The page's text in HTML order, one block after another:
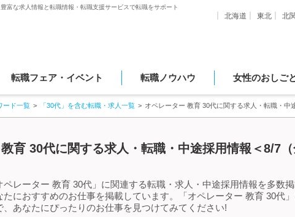
富な求人情報と転職情報・転職支援サービスで転職をサポート
北海道 東北 北
転職フェア・イベント 転職ノウハウ 女性のおしご
ード一覧 「30代」を含む転職・求人一覧 オペレーター 教育 30代に関する求人・転職・中
育 30代に関する求人・転職・中途採用情報＜8/7（
レーター 教育 30代」に関連する転職・求人・中途採用情報を多数
におすすめのお仕事を掲載しています。「オペレーター 教育 30代
、あなたにぴったりのお仕事を見つけてみてください!